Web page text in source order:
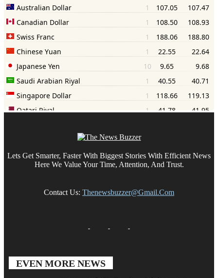
Lets Get Smarter, Faster With Biggest Stories With Efficient News
Here We Value Your Time, Attention, And Trust.
Contact Us: Thenewsbuzzer@gmail.com
EVEN MORE NEWS